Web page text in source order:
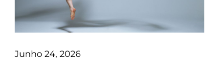
Junho 24, 2026